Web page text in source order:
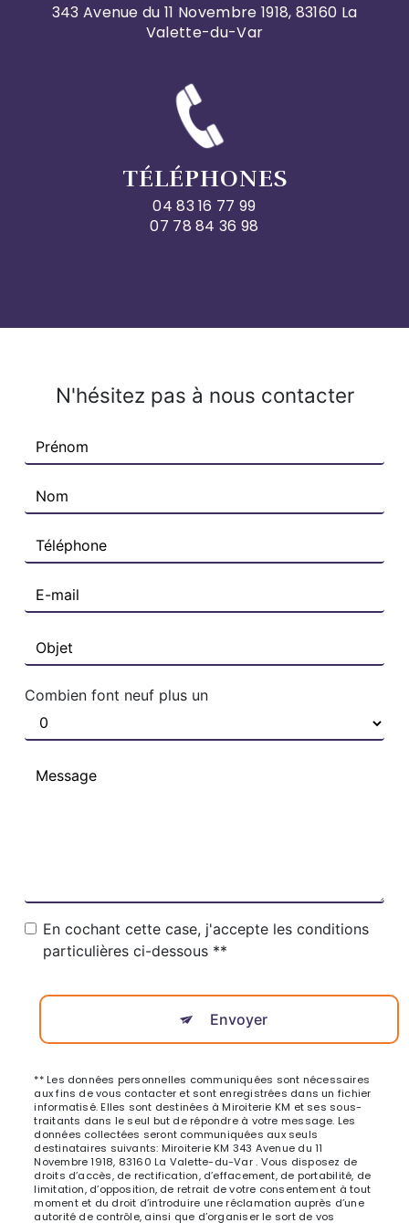
343 Avenue du 11 Novembre 1918, 83160 La
Valette-du-Var
TÉLÉPHONES
04 83 16 77 99
07 78 84 36 98
N'hésitez pas à nous contacter
Combien font neuf plus un
En cochant cette case, j'accepte les conditions
particulières ci-dessous **
Envoyer
** Les données personnelles communiquées sont nécessaires
aux fins de vous contacter et sont enregistrées dans un fichier
informatisé. Elles sont destinées à Miroiterie KM et ses sous-
traitants dans le seul but de répondre à votre message. Les
données collectées seront communiquées aux seuls
destinataires suivants: Miroiterie KM 343 Avenue du 11
Novembre 1918, 83160 La Valette-du-Var . Vous disposez de
droits d’accès, de rectification, d’effacement, de portabilité, de
limitation, d’opposition, de retrait de votre consentement à tout
moment et du droit d’introduire une réclamation auprès d’une
autorité de contrôle, ainsi que d’organiser le sort de vos